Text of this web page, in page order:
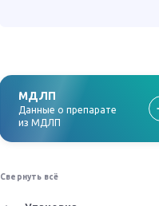
МДЛП
Данные о препарате
из МДЛП
Свернуть всё